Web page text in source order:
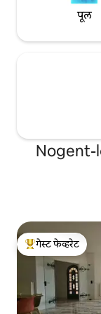
पूल
Nogent-
टॉप गेस्ट फेव्हरेट
गेस्ट फेव्हरेट